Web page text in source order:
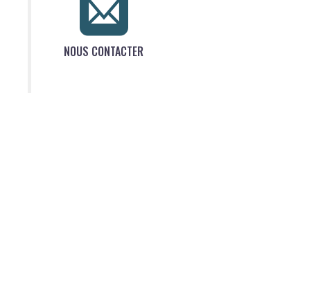
NOUS CONTACTER